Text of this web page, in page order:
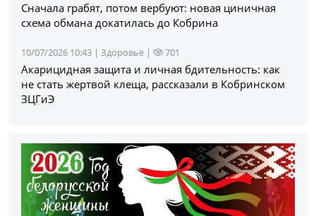
Сначала грабят, потом вербуют: новая циничная
схема обмана докатилась до Кобрина
10/07/2026 10:43 | Здоровье | 701
Акарицидная защита и личная бдительность: как
не стать жертвой клеща, рассказали в Кобринском
ЗЦГиЭ